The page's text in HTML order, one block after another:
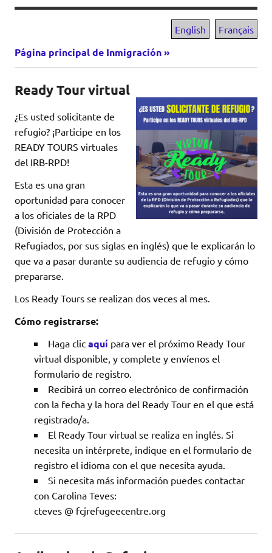
English Français
Página principal de Inmigración »
Ready Tour virtual
¿Es usted solicitante de
refugio? ¡Participe en los
READY TOURS virtuales
del IRB-RPD!
Esta es una gran
oportunidad para conocer
a los oficiales de la RPD
(División de Protección a
Refugiados, por sus siglas en inglés) que le explicarán lo
que va a pasar durante su audiencia de refugio y cómo
prepararse.
Los Ready Tours se realizan dos veces al mes.
Cómo registrarse:
Haga clic aquí para ver el próximo Ready Tour
virtual disponible, y complete y envíenos el
formulario de registro.
Recibirá un correo electrónico de confirmación
con la fecha y la hora del Ready Tour en el que está
registrado/a.
El Ready Tour virtual se realiza en inglés. Si
necesita un intérprete, indique en el formulario de
registro el idioma con el que necesita ayuda.
Si necesita más información puedes contactar
con Carolina Teves:
cteves @ fcjrefugeecentre.org